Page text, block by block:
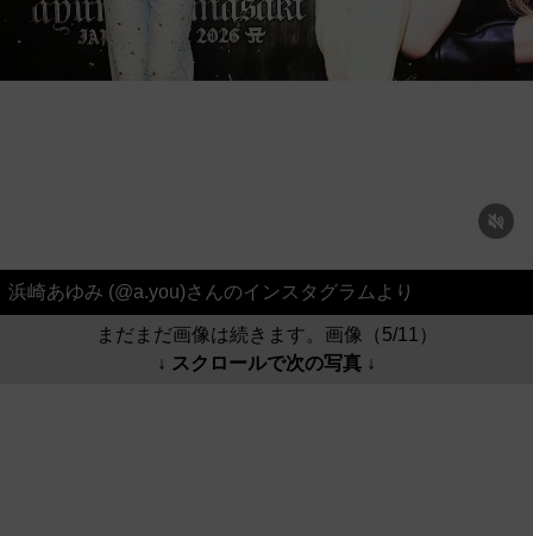
浜崎あゆみ (@a.you)さんのインスタグラムより
まだまだ画像は続きます。画像（5/11）
↓ スクロールで次の写真 ↓